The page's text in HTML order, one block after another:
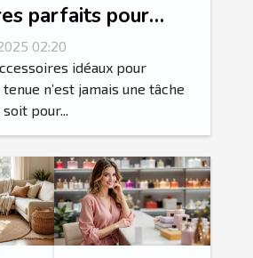
parfaits pour
vestimentaire ?
02:20
idéaux pour
n’est jamais une tâche
pour...